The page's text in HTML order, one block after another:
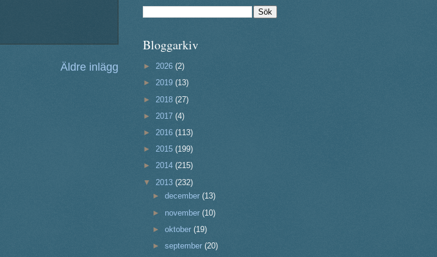
Äldre inlägg
Bloggarkiv
► 2026 (2)
► 2019 (13)
► 2018 (27)
► 2017 (4)
► 2016 (113)
► 2015 (199)
► 2014 (215)
▼ 2013 (232)
►december(13)
► november(10)
►oktober(19)
►september(20)